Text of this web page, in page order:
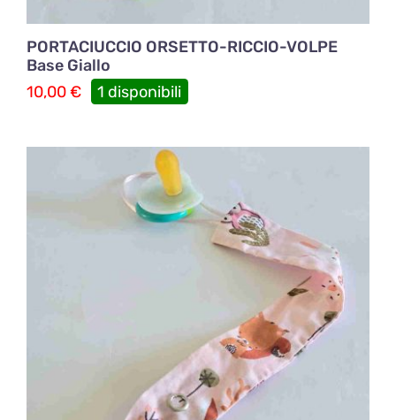
PORTACIUCCIO ORSETTO-RICCIO-VOLPE
Base Giallo
10,00€ 1 disponibili